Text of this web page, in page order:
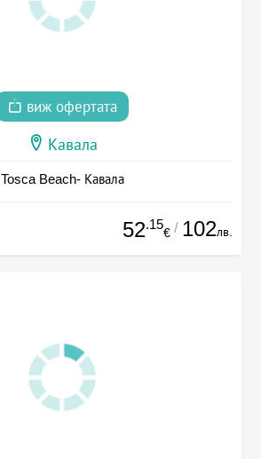
виж офертата
Кавала
Tosca Beach- Кавала
52.15
€ / 102лв.